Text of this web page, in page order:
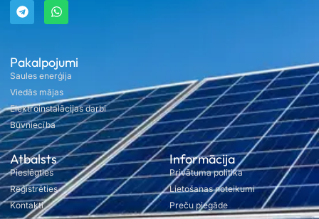
Pakalpojumi
Saules enerģija
Viedās mājas
Elektroinstalācijas darbi
Būvniecība
Atbalsts
Pieslēgties
Reģistrēties
Kontakti
Informācija
Privātuma politika
Lietošanas noteikumi
Preču piegāde